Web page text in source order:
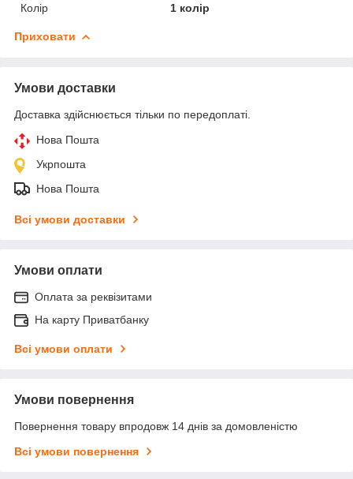
Колір
1 колір
Приховати
Умови доставки
Доставка здійснюється тільки по передоплаті.
Нова Пошта
Укрпошта
Нова Пошта
Всі умови доставки
Умови оплати
Оплата за реквізитами
На карту Приватбанку
Всі умови оплати
Умови повернення
Повернення товару впродовж 14 днів за домовленістю
Всі умови повернення